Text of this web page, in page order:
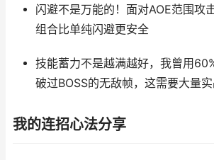
闪避不是万能的！面对AOE范围攻击
组合比单纯闪避更安全
技能蓄力不是越满越好，我曾用
破过BOSS的无敌帧，这需要大量
我的连招心法分享